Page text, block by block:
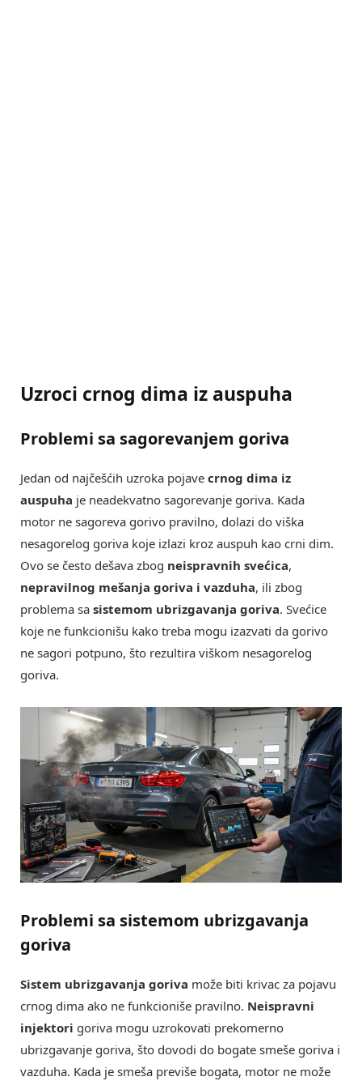
Uzroci crnog dima iz auspuha
Problemi sa sagorevanjem goriva
Jedan od najčešćih uzroka pojave crnog dima iz
auspuha je neadekvatno sagorevanje goriva. Kada
motor ne sagoreva gorivo pravilno, dolazi do viška
nesagorelog goriva koje izlazi kroz auspuh kao crni dim.
Ovo se često dešava zbog neispravnih svećica,
nepravilnog mešanja goriva i vazduha, ili zbog
problema sa sistemom ubrizgavanja goriva. Svećice
koje ne funkcionišu kako treba mogu izazvati da gorivo
ne sagori potpuno, što rezultira viškom nesagorelog
goriva.
Problemi sa sistemom ubrizgavanja
goriva
Sistem ubrizgavanja goriva može biti krivac za pojavu
crnog dima ako ne funkcioniše pravilno. Neispravni
injektori goriva mogu uzrokovati prekomerno
ubrizgavanje goriva, što dovodi do bogate smeše goriva i
vazduha. Kada je smeša previše bogata, motor ne može